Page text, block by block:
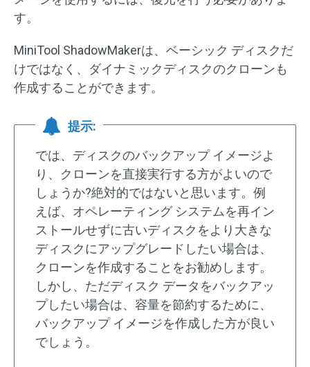
す。
MiniTool ShadowMakerは、ベーシック ディスクだ
けではなく、ダイナミックディスクのクローンも
作成することができます。
提示:
では、ディスクのバックアップ イメージよ
り、クローンを直接実行する方がよいので
しょうか?絶対的ではないと思います。例
えば、オペレーティング システムを再イン
ストールせずに古いディスクをより大きな
ディスクにアップグレードしたい場合は、
クローンを作成することをお勧めします。
しかし、ただディスク データをバックアッ
プしたい場合は、容量を節約するために、
バックアップ イメージを作成した方が良い
でしょう。